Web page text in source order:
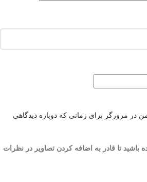
در مرورگر برای زمانی که دوباره دیدگاهی
باشید تا قادر به اضافه کردن تصاویر در نظرات